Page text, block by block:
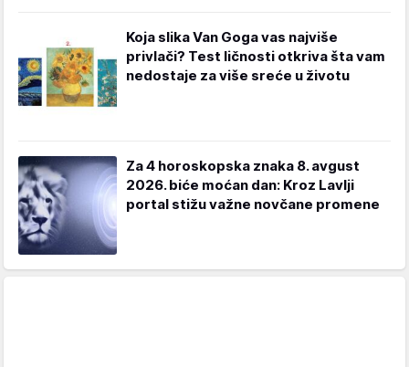
Koja slika Van Goga vas najviše
privlači? Test ličnosti otkriva šta vam
nedostaje za više sreće u životu
Za 4 horoskopska znaka 8. avgust
2026. biće moćan dan: Kroz Lavlji
portal stižu važne novčane promene